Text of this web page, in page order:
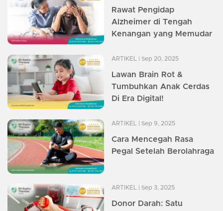
Rawat Pengidap
Alzheimer di Tengah
Kenangan yang Memudar
ARTIKEL | Sep 20, 2025
Lawan Brain Rot &
Tumbuhkan Anak Cerdas
Di Era Digital!
ARTIKEL | Sep 9, 2025
Cara Mencegah Rasa
Pegal Setelah Berolahraga
ARTIKEL | Sep 3, 2025
Donor Darah: Satu